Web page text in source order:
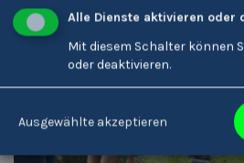
Alle Dienste aktivieren oder
Mit diesem Schalter können
oder deaktivieren.
Ausgewählte akzeptieren